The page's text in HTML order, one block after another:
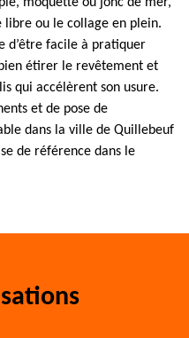
libre ou le collage en plein.
d’être facile à pratiquer
étirer le revêtement et
qui accélèrent son usure.
et de pose de
dans la ville de Quillebeuf
de référence dans le